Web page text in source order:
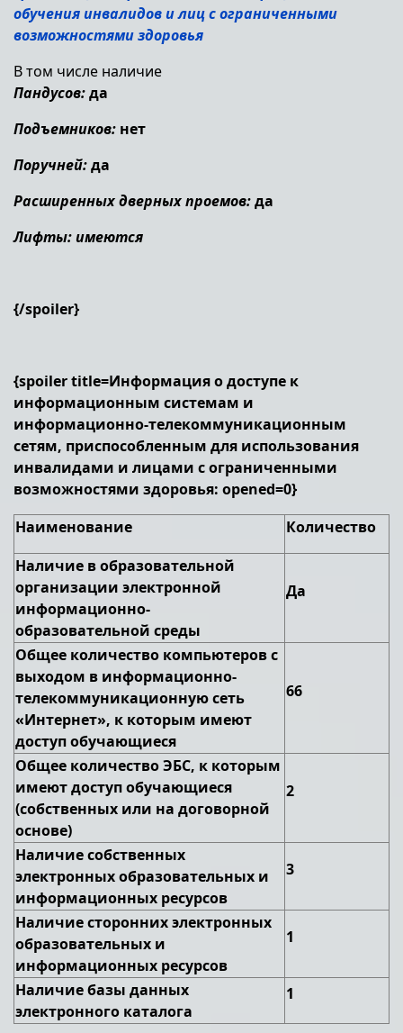
обучения инвалидов и лиц с ограниченными
возможностями здоровья
В том числе наличие
Пандусов:да
Подъемников: нет
Поручней:да
Расширенных дверных проемов:да
Лифты: имеются
{/spoiler}
{spoiler title=Информация о доступе к
информационным системам и
информационно-телекоммуникационным
сетям, приспособленным для использования
инвалидами и лицами с ограниченными
возможностями здоровья: opened=0}
Наименование
Количество
Наличие в образовательной
организации электронной
информационно-
образовательной среды
Да
Общее количество компьютеров с
выходом в информационно-
телекоммуникационную сеть
«Интернет», к которым имеют
доступ обучающиеся
66
Общее количество ЭБС, к которым
имеют доступ обучающиеся
(собственных или на договорной
основе)
2
Наличие собственных
электронных образовательных и
информационных ресурсов
3
Наличие сторонних электронных
образовательных и
информационных ресурсов
1
Наличие базы данных
электронного каталога
1